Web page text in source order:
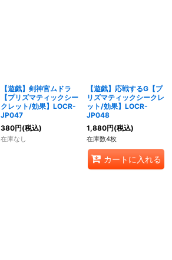
【遊戯】剣神官ムドラ
【プリズマティックシー
クレット/効果】LOCR-
JP047
380円(税込)
在庫なし
【遊戯】応戦するG【プ
リズマティックシークレ
ット/効果】LOCR-
JP048
1,880円(税込)
在庫数4枚
カートに入れる